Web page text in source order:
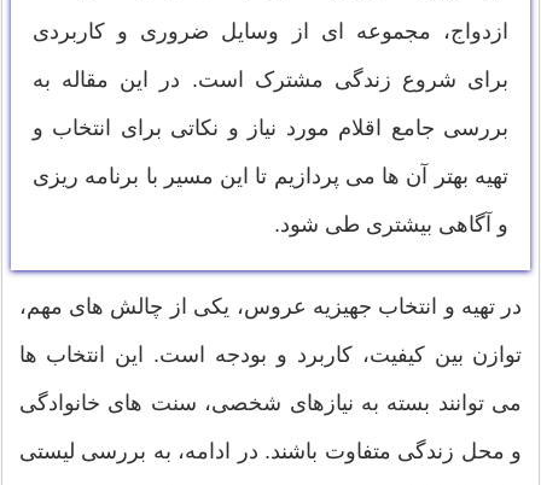
ازدواج، مجموعه ای از وسایل ضروری و کاربردی
برای شروع زندگی مشترک است. در این مقاله به
بررسی جامع اقلام مورد نیاز و نکاتی برای انتخاب و
تهیه بهتر آن ها می پردازیم تا این مسیر با برنامه ریزی
و آگاهی بیشتری طی شود.
در تهیه و انتخاب جهیزیه عروس، یکی از چالش های مهم،
توازن بین کیفیت، کاربرد و بودجه است. این انتخاب ها
می توانند بسته به نیازهای شخصی، سنت های خانوادگی
و محل زندگی متفاوت باشند. در ادامه، به بررسی لیستی